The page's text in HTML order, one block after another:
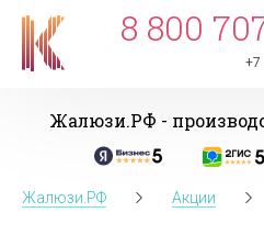
8 800
+7
Жалюзи.РФ -
Жалюзи.РФ Акции